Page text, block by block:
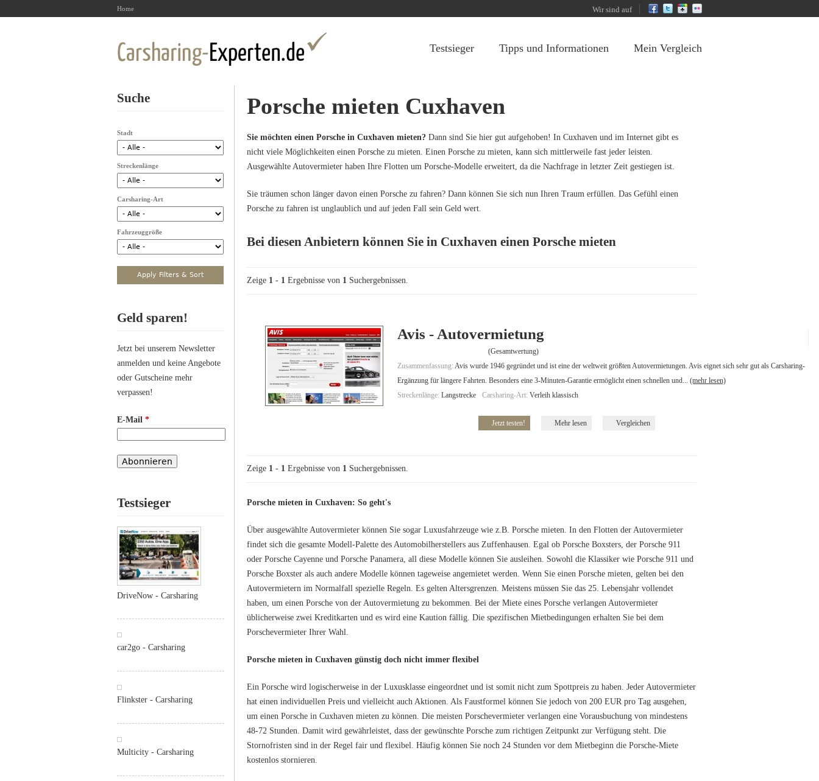
Home Wir sind auf
Testsieger Tipps und Informationen Mein Vergleich
Porsche mieten Cuxhaven
Sie möchten einen Porsche in Cuxhaven mieten? Dann sind Sie hier gut aufgehoben! In Cuxhaven und im Internet gibt es
nicht viele Möglichkeiten einen Porsche zu mieten. Einen Porsche zu mieten, kann sich mittlerweile fast jeder leisten.
Ausgewählte Autovermieter haben Ihre Flotten um Porsche-Modelle erweitert, da die Nachfrage in letzter Zeit gestiegen ist.
Sie träumen schon länger davon einen Porsche zu fahren? Dann können Sie sich nun Ihren Traum erfüllen. Das Gefühl einen
Porsche zu fahren ist unglaublich und auf jeden Fall sein Geld wert.
Bei diesen Anbietern können Sie in Cuxhaven einen Porsche mieten
Zeige 1 - 1 Ergebnisse von 1 Suchergebnissen.
Avis - Autovermietung
(Gesamtwertung)
Zusammenfassung: Avis wurde 1946 gegründet und ist eine der weltweit größten Autovermietungen. Avis eignet sich sehr gut als Carsharing-
Ergänzung für längere Fahrten. Besonders eine 3-Minuten-Garantie ermöglicht einen schnellen und... (mehr lesen)
Streckenlänge: Langstrecke Carsharing-Art: Verleih klassisch
Jetzt testen! Mehr lesen Vergleichen
Zeige 1 - 1 Ergebnisse von 1 Suchergebnissen.
Porsche mieten in Cuxhaven: So geht's
Über ausgewählte Autovermieter können Sie sogar Luxusfahrzeuge wie z.B. Porsche mieten. In den Flotten der Autovermieter
findet sich die gesamte Modell-Palette des Automobilherstellers aus Zuffenhausen. Egal ob Porsche Boxsters, der Porsche 911
oder Porsche Cayenne und Porsche Panamera, all diese Modelle können Sie ausleihen. Sowohl die Klassiker wie Porsche 911 und
Porsche Boxster als auch andere Modelle können tageweise angemietet werden. Wenn Sie einen Porsche mieten, gelten bei den
Autovermietern im Normalfall spezielle Regeln. Es gelten Altersgrenzen. Meistens müssen Sie das 25. Lebensjahr vollendet
haben, um einen Porsche von der Autovermietung zu bekommen. Bei der Miete eines Porsche verlangen Autovermieter
üblicherweise zwei Kreditkarten und es wird eine Kaution fällig. Die spezifischen Mietbedingungen erhalten Sie bei dem
Porschevermieter Ihrer Wahl.
Porsche mieten in Cuxhaven günstig doch nicht immer flexibel
Ein Porsche wird logischerweise in der Luxusklasse eingeordnet und ist somit nicht zum Spottpreis zu haben. Jeder Autovermieter
hat einen individuellen Preis und vielleicht auch Aktionen. Als Faustformel können Sie jedoch von 200 EUR pro Tag ausgehen,
um einen Porsche in Cuxhaven mieten zu können. Die meisten Porschevermieter verlangen eine Vorausbuchung von mindestens
48-72 Stunden. Damit wird gewährleistet, dass der gewünschte Porsche zum richtigen Zeitpunkt zur Verfügung steht. Die
Stornofristen sind in der Regel fair und flexibel. Häufig können Sie noch 24 Stunden vor dem Mietbeginn die Porsche-Miete
kostenlos stornieren.
Suche
Stadt
Streckenlänge
Carsharing-Art
Fahrzeuggröße
Geld sparen!
Jetzt bei unserem Newsletter
anmelden und keine Angebote
oder Gutscheine mehr
verpassen!
E-Mail *
Testsieger
DriveNow - Carsharing
car2go - Carsharing
Flinkster - Carsharing
Multicity - Carsharing